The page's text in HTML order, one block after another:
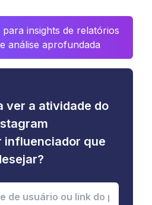
insights de relatórios
análise aprofundada
ver a atividade do
influenciador que